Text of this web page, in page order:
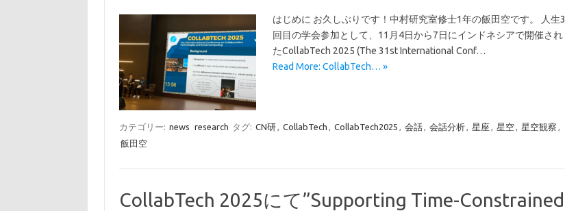
はじめに お久しぶりです！中村研究室修士1年の飯田空です。 人生3
回目の学会参加として、11月4日から7日にインドネシアで開催され
たCollabTech 2025 (The 31st International Conf…
Read More: CollabTech… »
カテゴリー: news research タグ: CN研, CollabTech , CollabTech2025 , 会話, 会話分析, 星座, 星空, 星空観察 ,
飯田空
CollabTech 2025にて”Supporting Time-Constrained